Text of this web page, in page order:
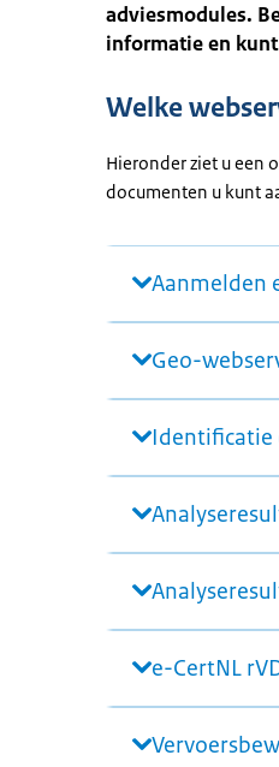
adviesmodules.
informatie en
Welke
Hieronder ziet u een
documenten u kunt
Aanmelden
Geo-
Identificatie
e-CertNL